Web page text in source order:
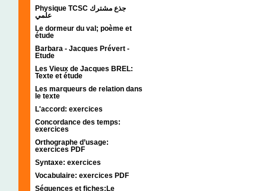
Physique TCSC جذع مشترك
علمي
Le dormeur du val; poème et
étude
Barbara - Jacques Prévert -
Etude
Les Vieux de Jacques BREL:
Texte et étude
Les marqueurs de relation dans
le texte
L'accord: exercices
Concordance des temps:
exercices
Orthographe d’usage:
exercices PDF
Syntaxe: exercices
Vocabulaire: exercices PDF
Séquences et fiches:Le